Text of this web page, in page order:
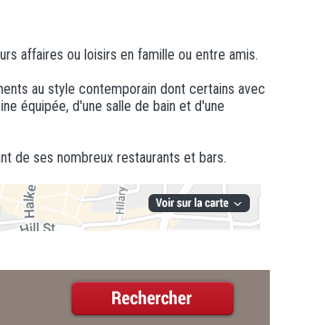
affaires ou loisirs en famille ou entre amis.
au style contemporain dont certains avec
équipée, d'une salle de bain et d'une
de ses nombreux restaurants et bars.